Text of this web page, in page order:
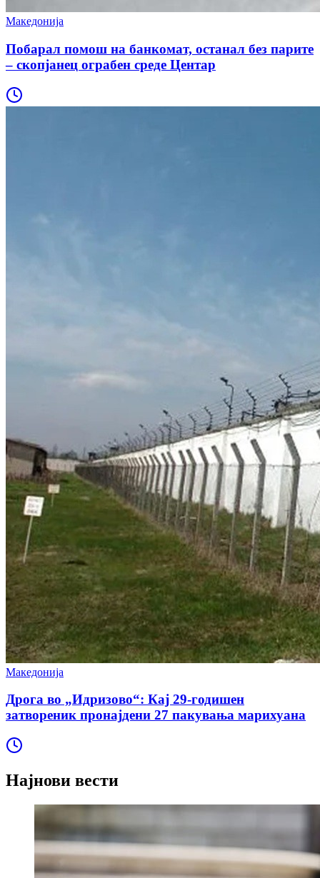
Македонија
Побарал помош на банкомат, останал без парите
– скопјанец ограбен среде Центар
Македонија
Дрога во „Идризово“: Кај 29-годишен
затвореник пронајдени 27 пакувања марихуана
Најнови вести